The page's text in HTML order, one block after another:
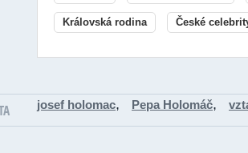
Královská rodina České
josef holomac, Pepa Holomáč,